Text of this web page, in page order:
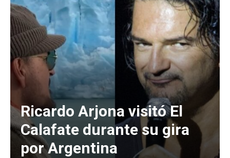
Ricardo Arjona visitó El
Calafate durante su gira
por Argentina